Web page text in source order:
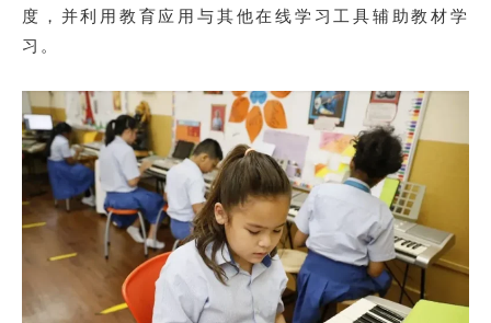
度，并利用教育应用与其他在线学习工具辅助教材学
习。